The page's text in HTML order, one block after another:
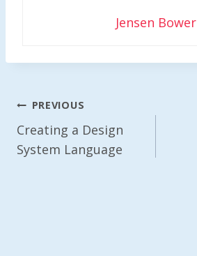
Jensen Bower
Post
Navigation
PREVIOUS
Creating a Design
System Language